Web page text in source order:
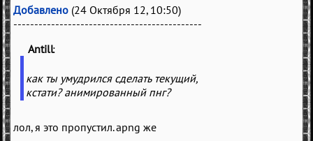
Добавлено (24 Октября 12, 10:50)
---------------------------------------------
Antill
как ты умудрился сделать текущий,
кстати? анимированный пнг?
лол, я это пропустил. apng же